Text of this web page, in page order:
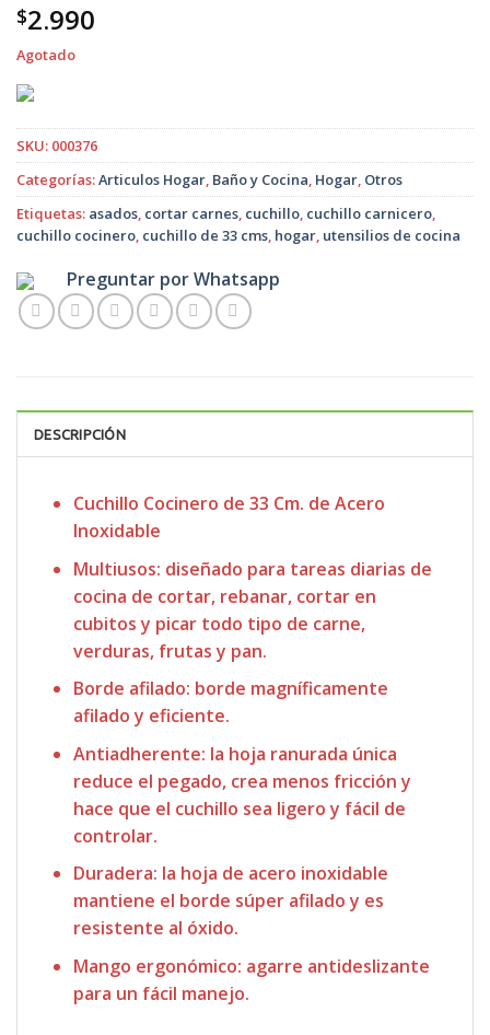
$2.990
Agotado
SKU: 000376
Categorías:Articulos Hogar, Baño y Cocina, Hogar, Otros
Etiquetas: asados, cortar carnes, cuchillo, cuchillo carnicero,
cuchillo cocinero, cuchillo de 33 cms, hogar, utensilios de cocina
Preguntar por Whatsapp
DESCRIPCIÓN
Cuchillo Cocinero de 33 Cm. de Acero
Inoxidable
Multiusos: diseñado para tareas diarias de
cocina de cortar, rebanar, cortar en
cubitos y picar todo tipo de carne,
verduras, frutas y pan.
Borde afilado: borde magníficamente
afilado y eficiente.
Antiadherente: la hoja ranurada única
reduce el pegado, crea menos fricción y
hace que el cuchillo sea ligero y fácil de
controlar.
Duradera: la hoja de acero inoxidable
mantiene el borde súper afilado y es
resistente al óxido.
Mango ergonómico: agarre antideslizante
para un fácil manejo.